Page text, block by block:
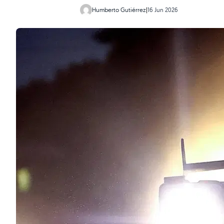
Humberto Gutiérrez|16 Jun 2026